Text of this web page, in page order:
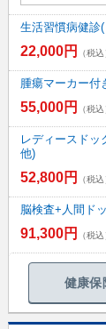
生活習慣病健診
22,000円 （税込
腫瘍マーカー付
55,000円 （税込
レディースドッ
他)
52,800円 （税込
脳検査+人間ド
91,300円 （税込
健康保